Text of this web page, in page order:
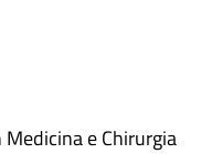
e Chirurgia